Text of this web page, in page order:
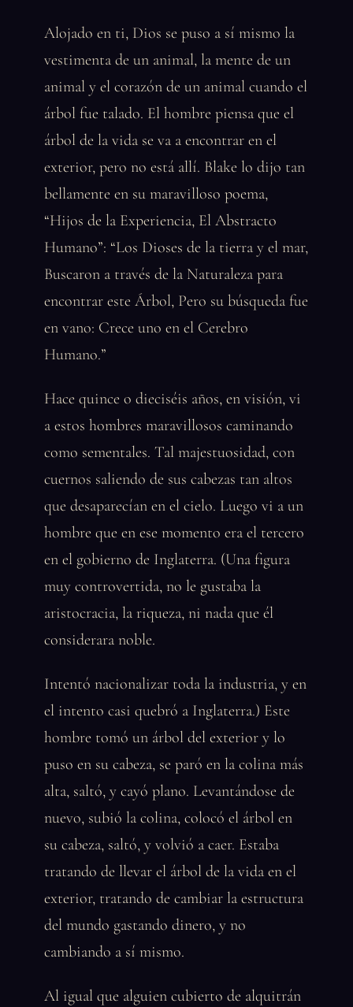
Alojado en ti, Dios se puso a sí mismo la
vestimenta de un animal, la mente de un
animal y el corazón de un animal cuando el
árbol fue talado. El hombre piensa que el
árbol de la vida se va a encontrar en el
exterior, pero no está allí. Blake lo dijo tan
bellamente en su maravilloso poema,
“Hijos de la Experiencia, El Abstracto
Humano”: “Los Dioses de la tierra y el mar,
Buscaron a través de la Naturaleza para
encontrar este Árbol, Pero su búsqueda fue
en vano: Crece uno en el Cerebro
Humano.”
Hace quince o dieciséis años, en visión, vi
a estos hombres maravillosos caminando
como sementales. Tal majestuosidad, con
cuernos saliendo de sus cabezas tan altos
que desaparecían en el cielo. Luego vi a un
hombre que en ese momento era el tercero
en el gobierno de Inglaterra. (Una figura
muy controvertida, no le gustaba la
aristocracia, la riqueza, ni nada que él
considerara noble.
Intentó nacionalizar toda la industria, y en
el intento casi quebró a Inglaterra.) Este
hombre tomó un árbol del exterior y lo
puso en su cabeza, se paró en la colina más
alta, saltó, y cayó plano. Levantándose de
nuevo, subió la colina, colocó el árbol en
su cabeza, saltó, y volvió a caer. Estaba
tratando de llevar el árbol de la vida en el
exterior, tratando de cambiar la estructura
del mundo gastando dinero, y no
cambiando a sí mismo.
Al igual que alguien cubierto de alquitrán